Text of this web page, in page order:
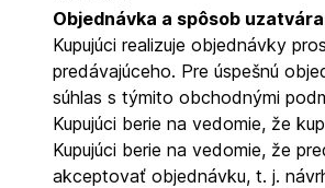
Objednávka a spôsob
Kupujúci realizuje objednávky
predávajúceho. Pre úspešnú
súhlas s týmito obchodnými
Kupujúci berie na vedomie, že
Kupujúci berie na vedomie, že
akceptovať objednávku, t. j.